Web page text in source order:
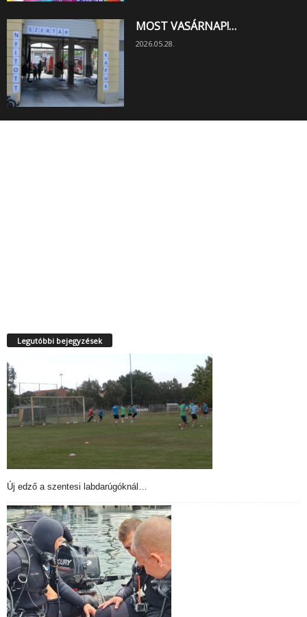
MOST VASÁRNAP!…
2026.05.28.
Legutóbbi bejegyzések
Új edző a szentesi labdarúgóknál…